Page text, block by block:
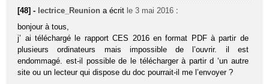
[48] - lectrice_Reunion a écrit le 3 mai 2016 :
bonjour à tous,
j’ ai téléchargé le rapport CES 2016 en format PDF à partir de
plusieurs ordinateurs mais impossible de l’ouvrir. il est
endommagé. est-il possible de le télécharger à partir d ‘un autre
site ou un lecteur qui dispose du doc pourrait-il me l’envoyer ?